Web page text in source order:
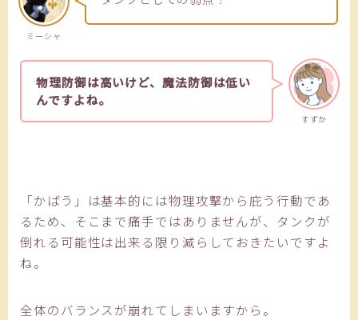
ミーシャ
すずか
物理防御は高いけど、魔法防御は低い
んですよね。
「かばう」は基本的には物理攻撃から庇う行動であ
るため、そこまで痛手ではありませんが、タンクが
倒れる可能性は出来る限り減らしておきたいですよ
ね。
全体のバランスが崩れてしまいますから。